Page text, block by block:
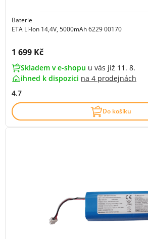
Baterie
ETA Li-Ion 14,4V, 5000mAh 6229 00170
Cena s DPH:
1 699 Kč
Skladem v e-shopu u vás již 11. 8.
ihned k dispozici na 4 prodejnách
4.7
Do košíku